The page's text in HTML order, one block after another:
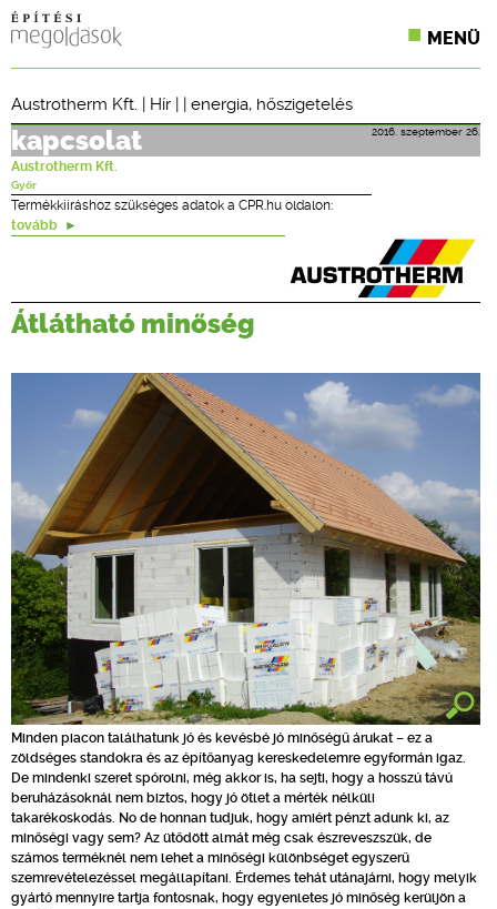
MENÜ
ÉPÍTÉSI JOG
ONLINE KÉPZÉSEK
TERVEZÉSI SEGÉDLETEK
Austrotherm Kft. | Hír | | energia, hőszigetelés
2016. szeptember 26.
kapcsolat
Austrotherm Kft.
Győr
Termékkiíráshoz szükséges adatok a CPR.hu oldalon:
tovább
Átlátható minőség
Minden piacon találhatunk jó és kevésbé jó minőségű árukat – ez a
zöldséges standokra és az építőanyag kereskedelemre egyformán igaz.
De mindenki szeret spórolni, még akkor is, ha sejti, hogy a hosszú távú
beruházásoknál nem biztos, hogy jó ötlet a mérték nélküli
takarékoskodás. No de honnan tudjuk, hogy amiért pénzt adunk ki, az
minőségi vagy sem? Az ütődött almát még csak észreveszszük, de
számos terméknél nem lehet a minőségi különbséget egyszerű
szemrevételezéssel megállapítani. Érdemes tehát utánajárni, hogy melyik
gyártó mennyire tartja fontosnak, hogy egyenletes jó minőség kerüljön a